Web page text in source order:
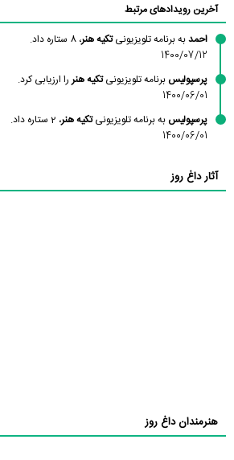
آخرین رویدادهای مرتبط
احمدبه برنامه تلویزیونیتکیه هنر، 8 ستاره داد.
1400/07/12
پرسپولیس برنامه تلویزیونیتکیه هنر را ارزیابی کرد.
1400/06/01
پرسپولیس به برنامه تلویزیونیتکیه هنر، 2 ستاره داد.
1400/06/01
آثار داغ روز
هنرمندان داغ روز